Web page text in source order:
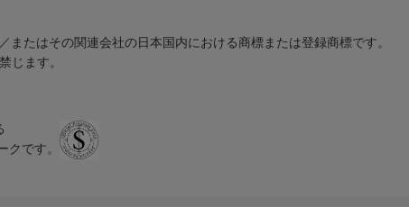
たはその関連会社の日本国内における商標または登録商標です。
じます。
クです。